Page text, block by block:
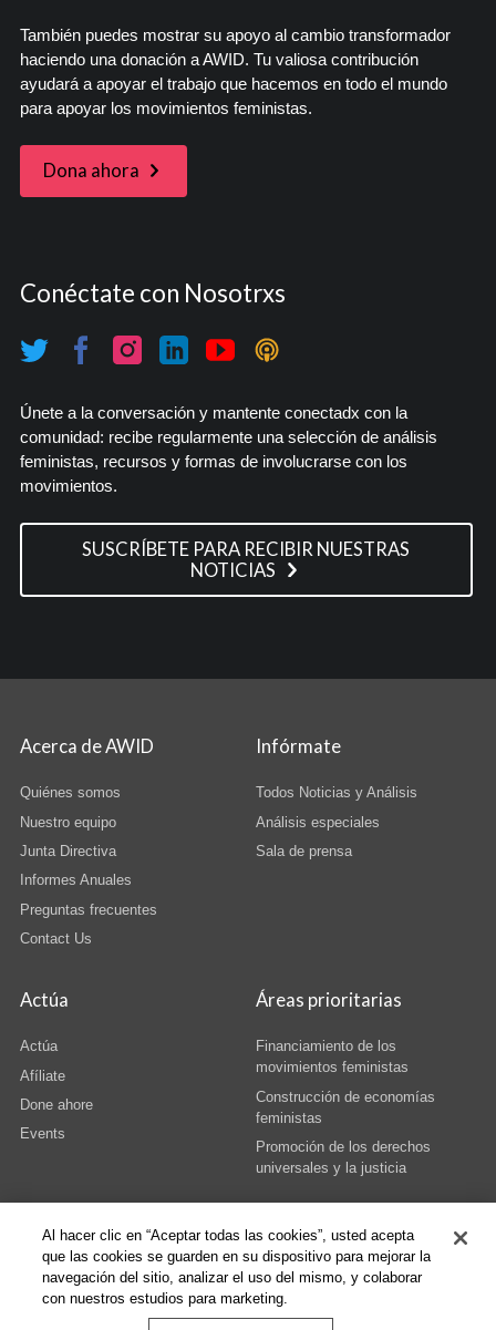
También puedes mostrar su apoyo al cambio transformador
haciendo una donación a AWID. Tu valiosa contribución
ayudará a apoyar el trabajo que hacemos en todo el mundo
para apoyar los movimientos feministas.
Dona ahora
Conéctate con Nosotrxs
Únete a la conversación y mantente conectadx con la
comunidad: recibe regularmente una selección de análisis
feministas, recursos y formas de involucrarse con los
movimientos.
SUSCRÍBETE PARA RECIBIR NUESTRAS
NOTICIAS
Acerca de AWID
Quiénes somos
Nuestro equipo
Junta Directiva
Informes Anuales
Preguntas frecuentes
Contact Us
Infórmate
Todos Noticias y Análisis
Análisis especiales
Sala de prensa
Actúa
Actúa
Afíliate
Done ahore
Events
Áreas prioritarias
Financiamiento de los
movimientos feministas
Construcción de economías
feministas
Promoción de los derechos
universales y la justicia
© Copyright AWID 2026. All rights reserved.Terms & Conditions
Al hacer clic en “Aceptar todas las cookies”, usted acepta
que las cookies se guarden en su dispositivo para mejorar la
navegación del sitio, analizar el uso del mismo, y colaborar
con nuestros estudios para marketing.